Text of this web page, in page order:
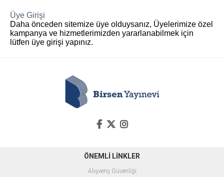
Üye Girişi
Daha önceden sitemize üye olduysanız, Üyelerimize özel
kampanya ve hizmetlerimizden yararlanabilmek için
lütfen üye girişi yapınız.
ÖNEMLİ LİNKLER
Alışveriş Güvenliği